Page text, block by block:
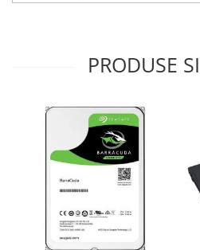
TV, Multimedia & Electronice
Televizoare & accesorii
Multiboard & Accessorii
Multimedia
Foto & Video
PRODUSE